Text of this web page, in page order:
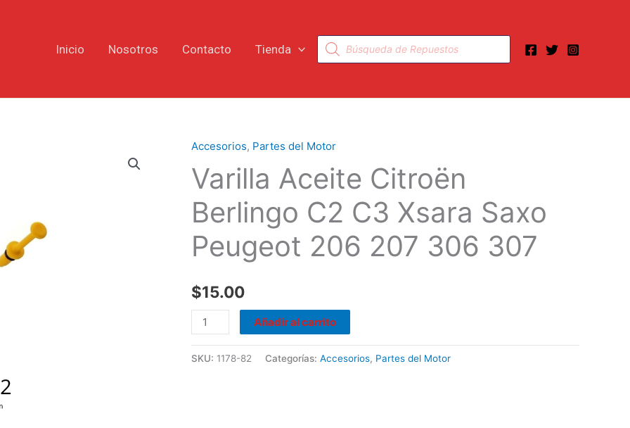
Inicio Nosotros Contacto Tienda
Búsqueda
de
productos
Accesorios, Partes del Motor
Varilla Aceite Citroën
Berlingo C2 C3 Xsara Saxo
Peugeot 206 207 306 307
$15.00
Varilla
Aceite
Citroën
Berlingo
C2
C3
Saxo
Peugeot
206
306
Añadir al carrito
SKU: 1178-82 Categorías: Accesorios, Partes del Motor